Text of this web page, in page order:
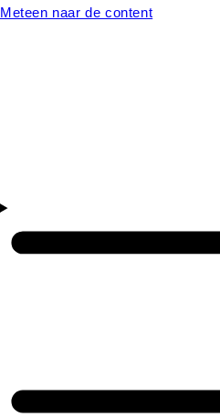
Meteen naar de content